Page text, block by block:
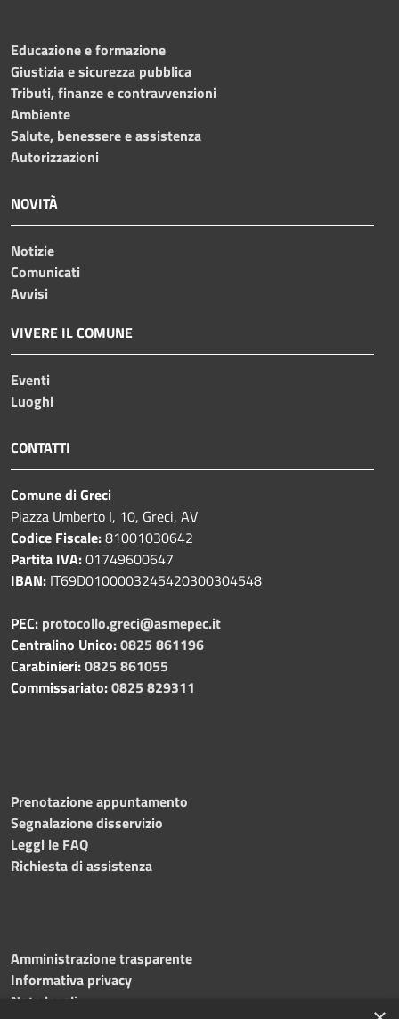
Educazione e formazione
Giustizia e sicurezza pubblica
Tributi, finanze e contravvenzioni
Ambiente
Salute, benessere e assistenza
Autorizzazioni
NOVITÀ
Notizie
Comunicati
Avvisi
VIVERE IL COMUNE
Eventi
Luoghi
CONTATTI
Comune di Greci
Piazza Umberto I, 10, Greci, AV
Codice Fiscale:81001030642
Partita IVA:01749600647
IBAN: IT69D0100003245420300304548
PEC: protocollo.greci@asmepec.it
Centralino Unico:0825 861196
Carabinieri:0825 861055
Commissariato:0825 829311
Prenotazione appuntamento
Segnalazione disservizio
Leggi le FAQ
Richiesta di assistenza
Amministrazione trasparente
Informativa privacy
Note legali